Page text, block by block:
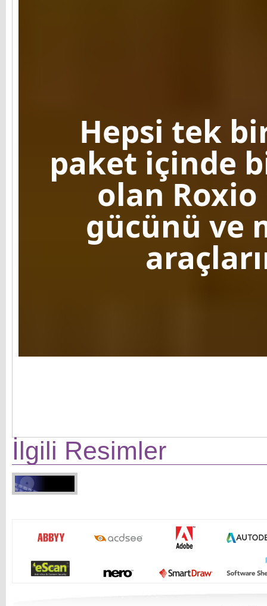
Hepsi tek
paket içinde
olan
gücünü ve
İlgili Resimler